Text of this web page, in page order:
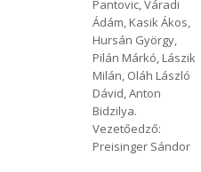
Pantovic, Váradi
Ádám, Kasik Ákos,
Hursán György,
Pilán Márkó, Lászik
Milán, Oláh László
Dávid, Anton
Bidzilya.
Vezetőedző:
Preisinger Sándor